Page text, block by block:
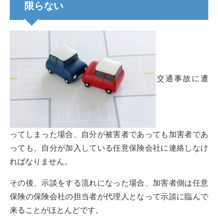
限らない
交通事故に遭
ってしまった場合、自分が被害者であっても加害者であ
っても、自分が加入している任意保険会社に連絡しなけ
ればなりません。
その後、示談をする流れになった場合、加害者側は任意
保険の保険会社の担当者が代理人となって示談に臨んで
来ることがほとんどです。